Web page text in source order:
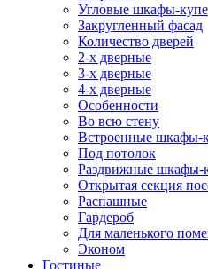
Угловые шкафы-купе
Закругленный фасад
Количество дверей
2-х дверные
3-х дверные
4-х дверные
Особенности
Во всю стену
Встроенные шкафы-
Под потолок
Раздвижные шкафы-
Открытая секция
Распашные
Гардероб
Для маленького
Эконом
Гостиные